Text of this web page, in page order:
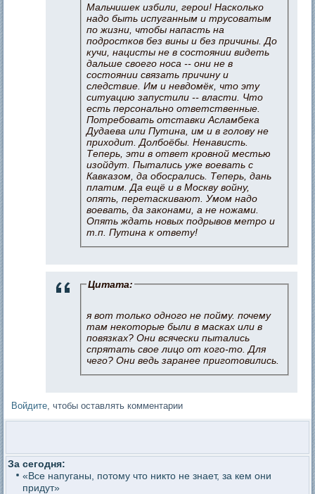
Мальчишек избили, герои! Насколько
надо быть испуганным и трусоватым
по жизни, чтобы напасть на
подростков без вины и без причины. До
кучи, нацисты не в состоянии видеть
дальше своего носа -- они не в
состоянии связать причину и
следствие. Им и невдомёк, что эту
ситуацию запустили -- власти. Что
есть персонально ответственные.
Потребовать отставки Асламбека
Дудаева или Путина, им и в голову не
приходит. Долбоёбы. Ненависть.
Теперь, эти в ответ кровной местью
изойдут. Пытались уже воевать с
Кавказом, да обосрались. Теперь, дань
платим. Да ещё и в Москву войну,
опять, перетаскивают. Умом надо
воевать, да законами, а не ножами.
Опять ждать новых подрывов метро и
т.п. Путина к ответу!
Цитата:
я вот только одного не пойму. почему
там некоторые были в масках или в
повязках? Они всячески пытались
спрятать свое лицо от кого-то. Для
чего? Они ведь заранее приготовились.
Войдите , чтобы оставлять комментарии
За сегодня:
«Все напуганы, потому что никто не знает, за кем они
придут»